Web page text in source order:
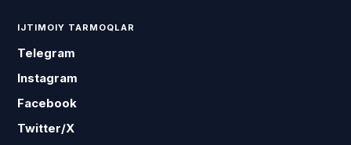
IJTIMOIY TARMOQLAR
Telegram
Instagram
Facebook
Twitter/X